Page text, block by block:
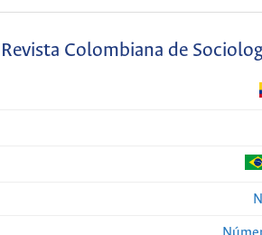
Revista Colombiana de